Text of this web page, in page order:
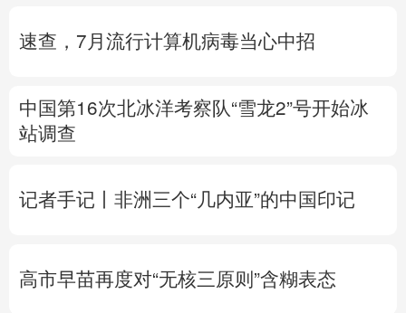
速查，7月流行计算机病毒当心中招
中国第16次北冰洋考察队“雪龙2”号开始冰
站调查
记者手记丨非洲三个“几内亚”的中国印记
高市早苗再度对“无核三原则”含糊表态